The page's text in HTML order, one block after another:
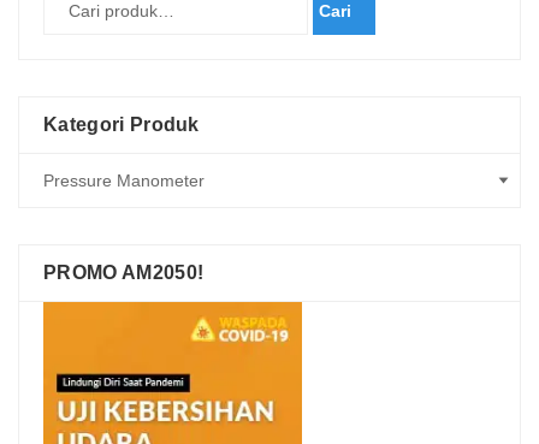
Cari
Kategori Produk
PROMO AM2050!